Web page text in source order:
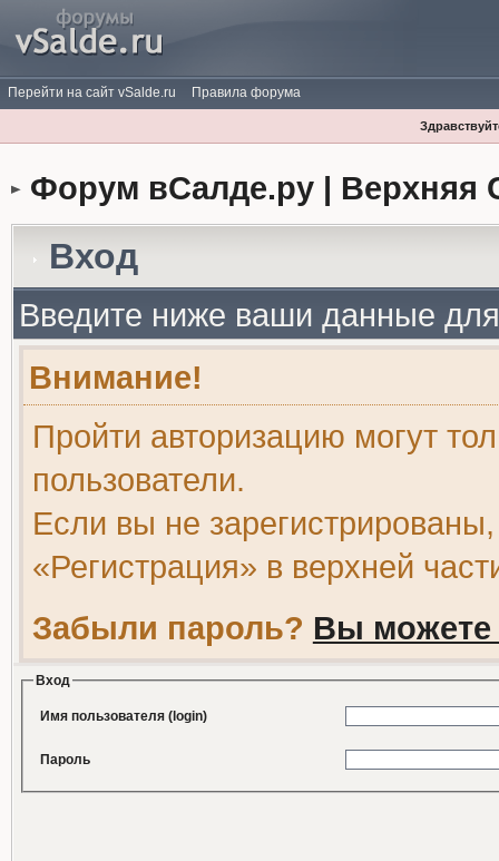
Перейти на сайт vSalde.ru Правила форума
Форум вСалде.ру | Верхняя
Вход
Введите ниже ваши данные
Внимание!
Пройти авторизацию могут
пользователи.
Если вы не
«Регистрация» в верхней
Забыли пароль? Вы можете
Вход
Имя пользователя (login)
Пароль